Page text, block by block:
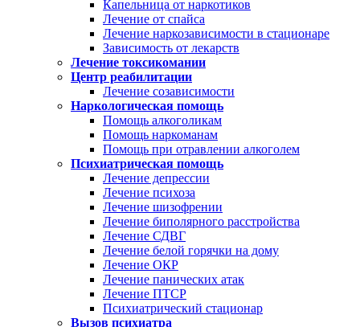
Капельница от наркотиков
Лечение от спайса
Лечение наркозависимости в стационаре
Зависимость от лекарств
Лечение токсикомании
Центр реабилитации
Лечение созависимости
Наркологическая помощь
Помощь алкоголикам
Помощь наркоманам
Помощь при отравлении алкоголем
Психиатрическая помощь
Лечение депрессии
Лечение психоза
Лечение шизофрении
Лечение биполярного расстройства
Лечение СДВГ
Лечение белой горячки на дому
Лечение ОКР
Лечение панических атак
Лечение ПТСР
Психиатрический стационар
Вызов психиатра